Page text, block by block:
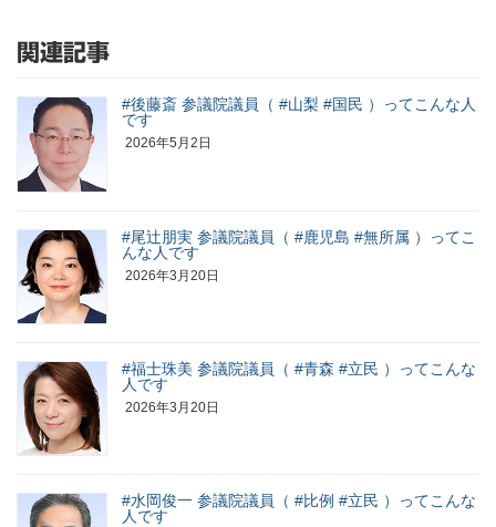
関連記事
#後藤斎 参議院議員（ #山梨 #国民 ）ってこんな人
です
2026年5月2日
#尾辻朋実 参議院議員（ #鹿児島 #無所属 ）ってこ
んな人です
2026年3月20日
#福士珠美 参議院議員（ #青森 #立民 ）ってこんな
人です
2026年3月20日
#水岡俊一 参議院議員（ #比例 #立民 ）ってこんな
人です